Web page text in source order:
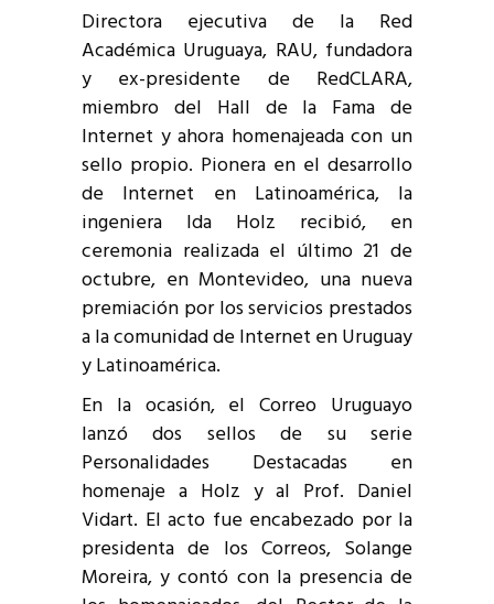
Directora ejecutiva de la Red
Académica Uruguaya, RAU, fundadora
y ex-presidente de RedCLARA,
miembro del Hall de la Fama de
Internet y ahora homenajeada con un
sello propio. Pionera en el desarrollo
de Internet en Latinoamérica, la
ingeniera Ida Holz recibió, en
ceremonia realizada el último 21 de
octubre, en Montevideo, una nueva
premiación por los servicios prestados
a la comunidad de Internet en Uruguay
y Latinoamérica.
En la ocasión, el Correo Uruguayo
lanzó dos sellos de su serie
Personalidades Destacadas en
homenaje a Holz y al Prof. Daniel
Vidart. El acto fue encabezado por la
presidenta de los Correos, Solange
Moreira, y contó con la presencia de